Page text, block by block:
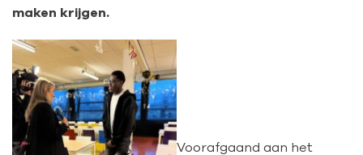
maken krijgen.
Voorafgaand aan het